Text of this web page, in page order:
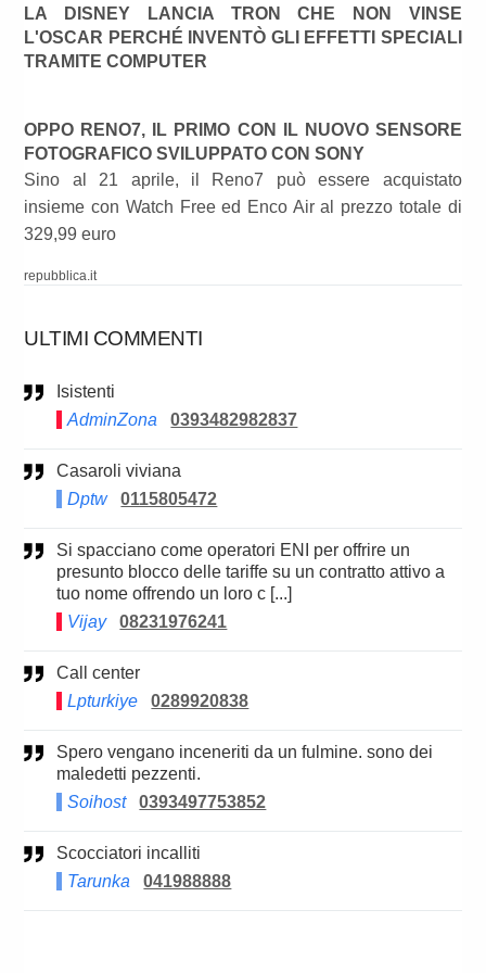
LA DISNEY LANCIA TRON CHE NON VINSE
L'OSCAR PERCHÉ INVENTÒ GLI EFFETTI SPECIALI
TRAMITE COMPUTER
OPPO RENO7, IL PRIMO CON IL NUOVO SENSORE
FOTOGRAFICO SVILUPPATO CON SONY
Sino al 21 aprile, il Reno7 può essere acquistato
insieme con Watch Free ed Enco Air al prezzo totale di
329,99 euro
repubblica.it
ULTIMI COMMENTI
Isistenti
AdminZona
0393482982837
Casaroli viviana
Dptw
0115805472
Si spacciano come operatori ENI per offrire un
presunto blocco delle tariffe su un contratto attivo a
tuo nome offrendo un loro c [...]
Vijay
08231976241
Call center
Lpturkiye
0289920838
Spero vengano inceneriti da un fulmine. sono dei
maledetti pezzenti.
Soihost
0393497753852
Scocciatori incalliti
Tarunka
041988888